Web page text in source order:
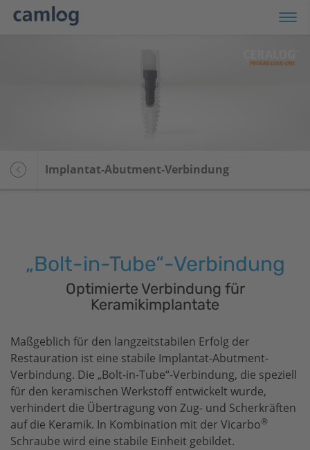
CAMLOG
iSy
Implantat-Abutment-Verbindung
„Bolt-in-Tube“-Verbindung
Optimierte Verbindung für
Keramikimplantate
Maßgeblich für den langzeitstabilen Erfolg der
Restauration ist eine stabile Implantat-Abutment-
Verbindung. Die „Bolt-in-Tube“-Verbindung, die speziell
für den keramischen Werkstoff entwickelt wurde,
verhindert die Übertragung von Zug- und Scherkräften
auf die Keramik. In Kombination mit der Vicarbo®
Schraube wird eine stabile Einheit gebildet.